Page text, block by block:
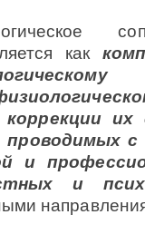
как
их
проводимых
и
и